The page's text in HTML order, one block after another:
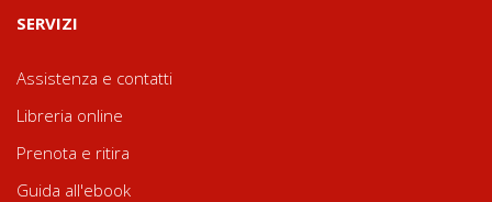
SERVIZI
Assistenza e contatti
Libreria online
Prenota e ritira
Guida all'ebook